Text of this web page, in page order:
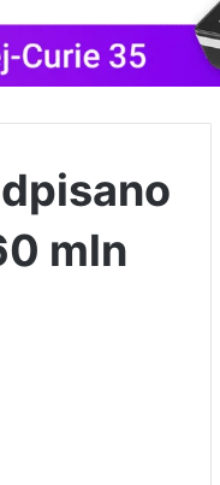
mln